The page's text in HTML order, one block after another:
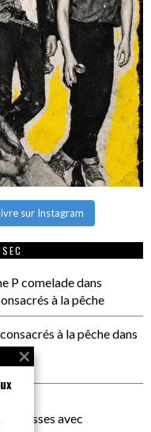
sur Instagram
P comeladedans
à la pêche
à la pêchedans
classes avec